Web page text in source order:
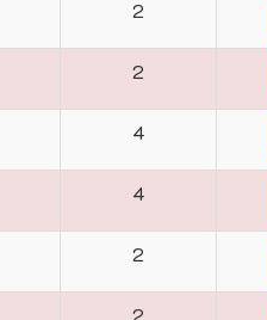
2
2
4
4
2
2